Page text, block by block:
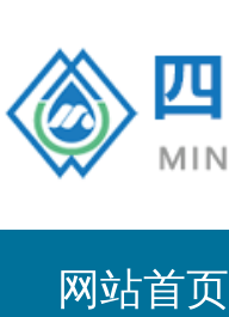
网站首页